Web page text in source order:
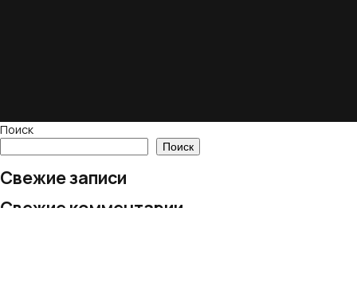
Поиск
Поиск
Свежие записи
Свежие комментарии